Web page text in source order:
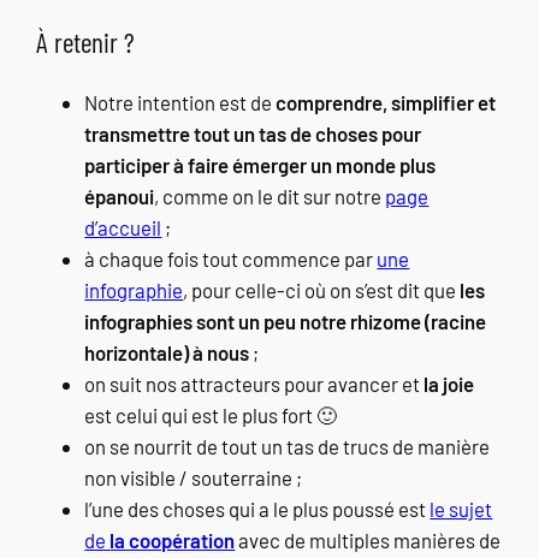
À retenir ?
Notre intention est decomprendre, simplifier et
transmettre tout un tas de choses pour
participer à faire émerger un monde plus
épanoui, comme on le dit sur notre page
d’accueil ;
à chaque fois tout commence par une
infographie, pour celle-ci où on s’est dit que les
infographies sont un peu notre rhizome (racine
horizontale) à nous ;
on suit nos attracteurs pour avancer et la joie
est celui qui est le plus fort 🙂
on se nourrit de tout un tas de trucs de manière
non visible / souterraine ;
l’une des choses qui a le plus poussé est le sujet
de la coopérationavec de multiples manières de